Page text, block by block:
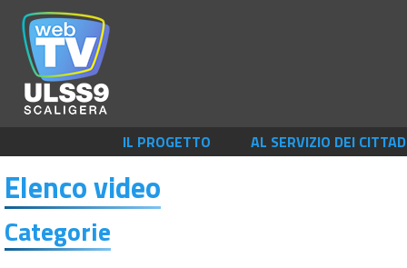
IL PROGETTO AL SERVIZIO DEI
Elenco video
Categorie